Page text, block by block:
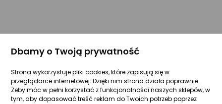
Dbamy o Twoją prywatność
Strona wykorzystuje pliki cookies, które zapisują się w
przeglądarce internetowej. Dzięki nim strona działa poprawnie.
Żeby móc w pełni korzystać z funkcjonalności naszych sklepów, w
tym, aby dopasować treść reklam do Twoich potrzeb poprzez